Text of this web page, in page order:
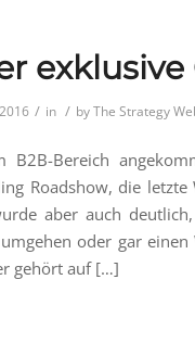
/ in / byThe Strategy
B2B-Bereich
Roadshow, die
aber auch
oder gar
gehört auf […]